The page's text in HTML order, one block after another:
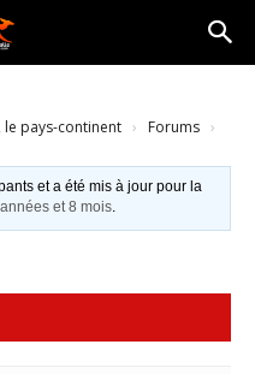
le pays-continent › Forums ›
et a été mis à jour pour la
et 8 mois.